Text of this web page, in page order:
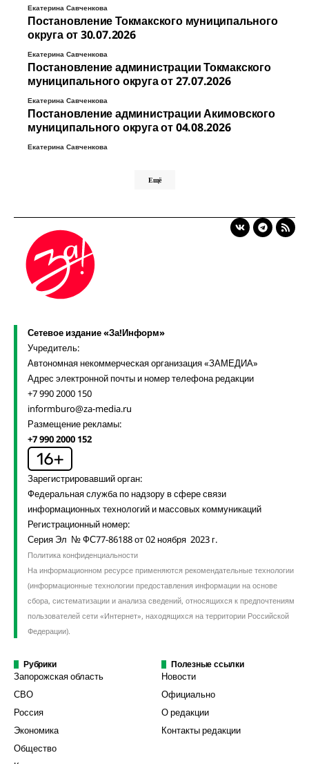
Екатерина Савченкова
Постановление Токмакского муниципального
округа от 30.07.2026
Екатерина Савченкова
Постановление администрации Токмакского
муниципального округа от 27.07.2026
Екатерина Савченкова
Постановление администрации Акимовского
муниципального округа от 04.08.2026
Екатерина Савченкова
Ещё
Сетевое издание «За!Информ»
Учредитель:
Автономная некоммерческая организация «ЗАМЕДИА»
Адрес электронной почты и номер телефона редакции
+7 990 2000 150
informburo@za-media.ru
Размещение рекламы:
+7 990 2000 152
Зарегистрировавший орган:
Федеральная служба по надзору в сфере связи
информационных технологий и массовых коммуникаций
Регистрационный номер:
Серия Эл № ФС77-86188 от 02 ноября 2023 г.
Политика конфиденциальности
На информационном ресурсе применяются рекомендательные технологии
(информационные технологии предоставления информации на основе
сбора, систематизации и анализа сведений, относящихся к предпочтениям
пользователей сети «Интернет», находящихся на территории Российской
Федерации).
Рубрики
Запорожская область
СВО
Россия
Экономика
Общество
Полезные ссылки
Новости
Официально
О редакции
Контакты редакции